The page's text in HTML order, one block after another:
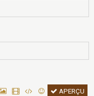
APERÇU